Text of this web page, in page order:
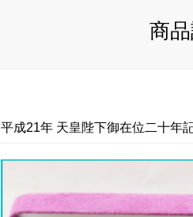
商
平成21年 天皇陛下御在位二十年